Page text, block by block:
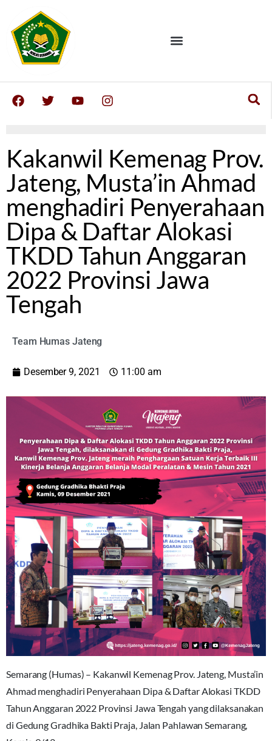
Kakanwil Kemenag Prov.
Jateng, Musta’in Ahmad
menghadiri Penyerahaan
Dipa & Daftar Alokasi
TKDD Tahun Anggaran
2022 Provinsi Jawa
Tengah
Team Humas Jateng
Desember 9, 2021 11:00 am
Semarang (Humas) – Kakanwil Kemenag Prov. Jateng, Musta’in
Ahmad menghadiri Penyerahaan Dipa & Daftar Alokasi TKDD
Tahun Anggaran 2022 Provinsi Jawa Tengah yang dilaksanakan
di Gedung Gradhika Bakti Praja, Jalan Pahlawan Semarang,